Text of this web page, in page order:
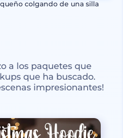
colgando de una silla
a los paquetes que
que ha buscado.
impresionantes!